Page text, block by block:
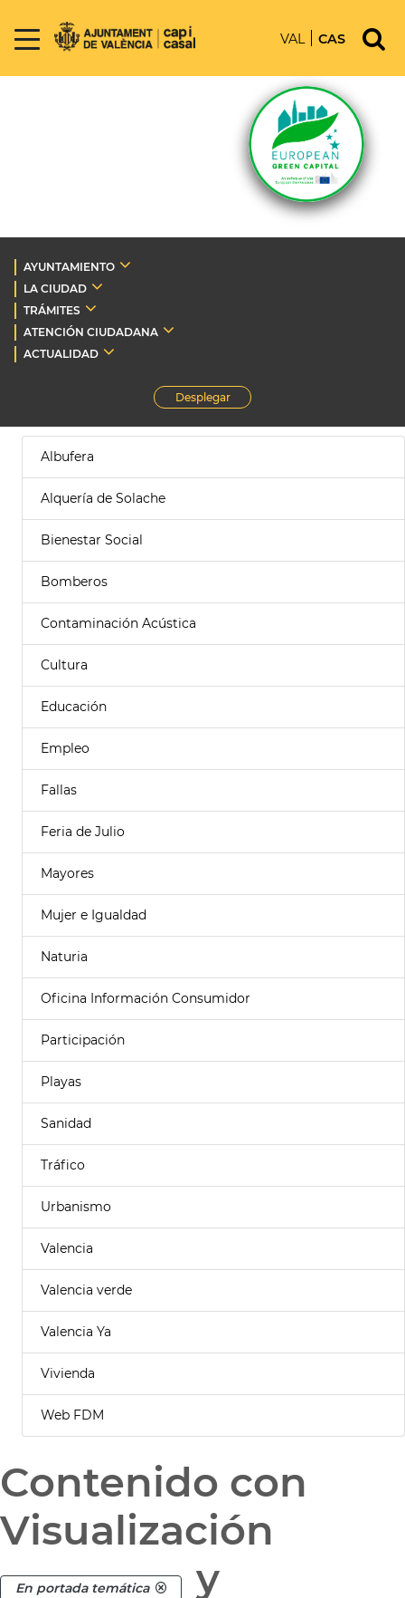
VAL CAS
AYUNTAMIENTO
LA CIUDAD
TRÁMITES
ATENCIÓN CIUDADANA
ACTUALIDAD
Desplegar
Albufera
Alquería de Solache
Bienestar Social
Bomberos
Contaminación Acústica
Cultura
Educación
Empleo
Fallas
Feria de Julio
Mayores
Mujer e Igualdad
Naturia
Oficina Información Consumidor
Participación
Playas
Sanidad
Tráfico
Urbanismo
Valencia
Valencia verde
Valencia Ya
Vivienda
Web FDM
Contenido con
Visualización
En portada temática
y